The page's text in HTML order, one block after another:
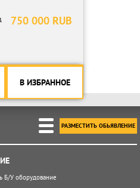
750 000 RUB
В ИЗБРАННОЕ
РАЗМЕСТИТЬ ОБЬЯВЛЕНИЕ
Б/У оборудование